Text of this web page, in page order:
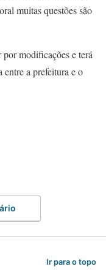
muitas questões são
por modificações e terá
a prefeitura e o
Ir para o topo